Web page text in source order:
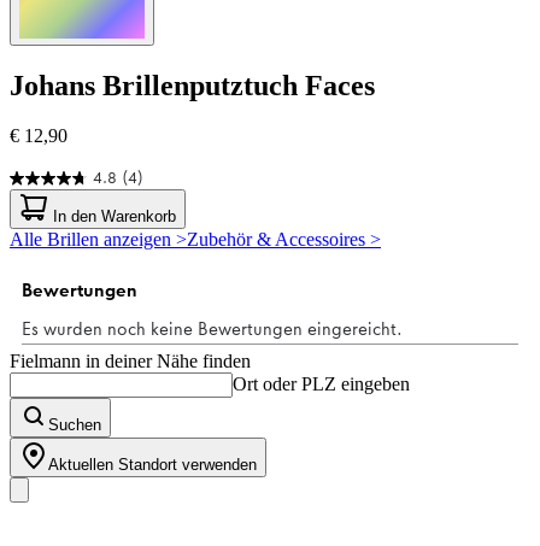
Johans Brillenputztuch Faces
€ 12,90
4.8 (4)
4.8
von
5
Sternen.
Bewertungen
In den Warenkorb
Alle Brillen anzeigen >Zubehör & Accessoires >
Fielmann in deiner Nähe finden
Ort oder PLZ eingeben
Suchen
Aktuellen Standort verwenden